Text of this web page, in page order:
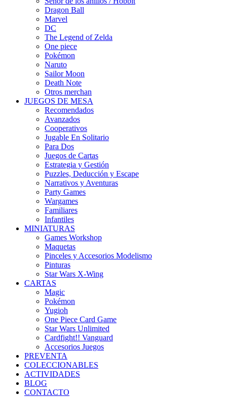
Dragon Ball
Marvel
DC
The Legend of Zelda
One piece
Pokémon
Naruto
Sailor Moon
Death Note
Otros merchan
JUEGOS DE MESA
Recomendados
Avanzados
Cooperativos
Jugable En Solitario
Para Dos
Juegos de Cartas
Estrategia y Gestión
Puzzles, Deducción y Escape
Narrativos y Aventuras
Party Games
Wargames
Familiares
Infantiles
MINIATURAS
Games Workshop
Maquetas
Pinceles y Accesorios Modelismo
Pinturas
Star Wars X-Wing
CARTAS
Magic
Pokémon
Yugioh
One Piece Card Game
Star Wars Unlimited
Cardfight!! Vanguard
Accesorios Juegos
PREVENTA
COLECCIONABLES
ACTIVIDADES
BLOG
CONTACTO